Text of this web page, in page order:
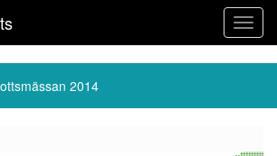
2014